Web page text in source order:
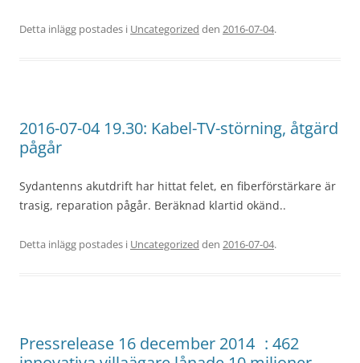
Detta inlägg postades i Uncategorized den 2016-07-04.
2016-07-04 19.30: Kabel-TV-störning, åtgärd
pågår
Sydantenns akutdrift har hittat felet, en fiberförstärkare är
trasig, reparation pågår. Beräknad klartid okänd..
Detta inlägg postades i Uncategorized den 2016-07-04.
Pressrelease 16 december 2014 : 462